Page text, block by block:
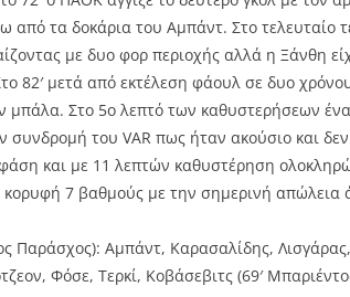
από τα δοκάρια του Αμπάντ. Στο τελευταίο
με δυο φορ περιοχής αλλά η Ξάνθη
82′ μετά από εκτέλεση φάουλ σε δυο
μπάλα. Στο 5ο λεπτό των καθυστερήσεων
συνδρομή του VAR πως ήταν ακούσιο και
και με 11 λεπτών καθυστέρηση
7 βαθμούς με την σημερινή
Παράσχος): Αμπάντ, Καρασαλίδης,
Φόσε, Τερκί, Κοβάσεβιτς (69′